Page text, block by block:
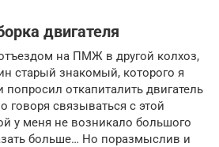
двигателя
на ПМЖ в другой колхоз,
старый знакомый, которого я
попросил откапиталить двигатель
говоря связываться с этой
у меня не возникало большого
больше… Но поразмыслив и